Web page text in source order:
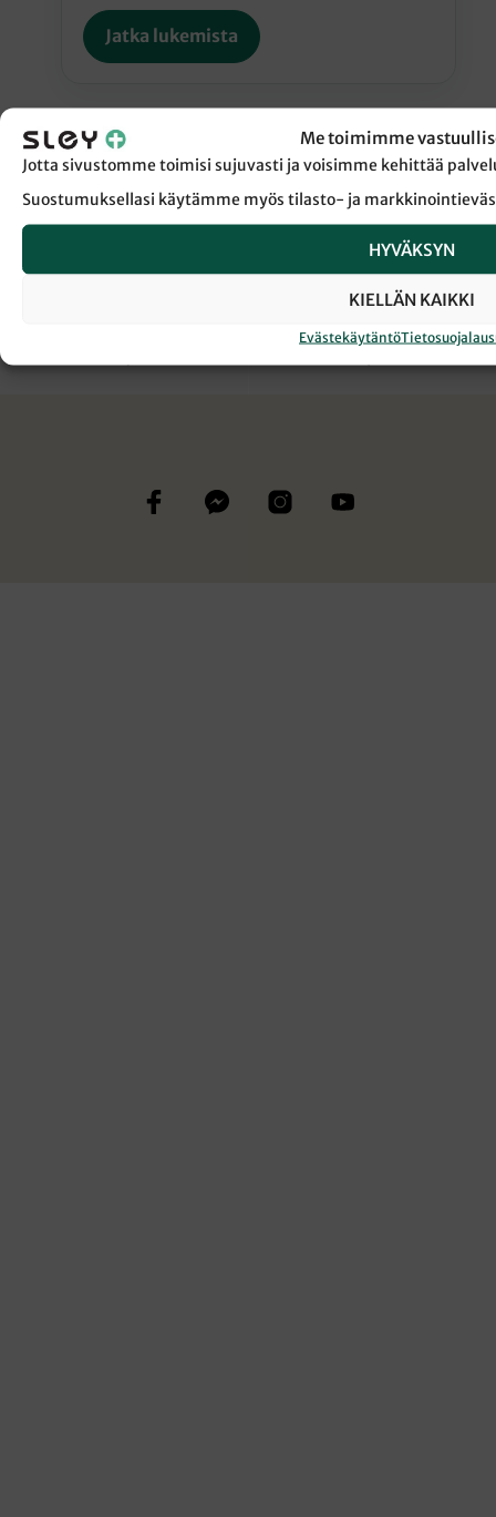
Me toimimme
Jotta sivustomme toimisi sujuvasti ja voisimme kehittää
Suostumuksellasi käytämme myös tilasto- ja
HYVÄKSYN
KIELLÄN KAIKKI
Evästekäytäntö
Jatka lukemista
← Takaisin Sanansaattaja-lehden etusivulle
PAPUA-UUSI-GUINEA